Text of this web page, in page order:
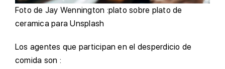
Foto de Jay Wennington :plato sobre plato de
ceramica para Unsplash
Los agentes que participan en el desperdicio de
comida son :